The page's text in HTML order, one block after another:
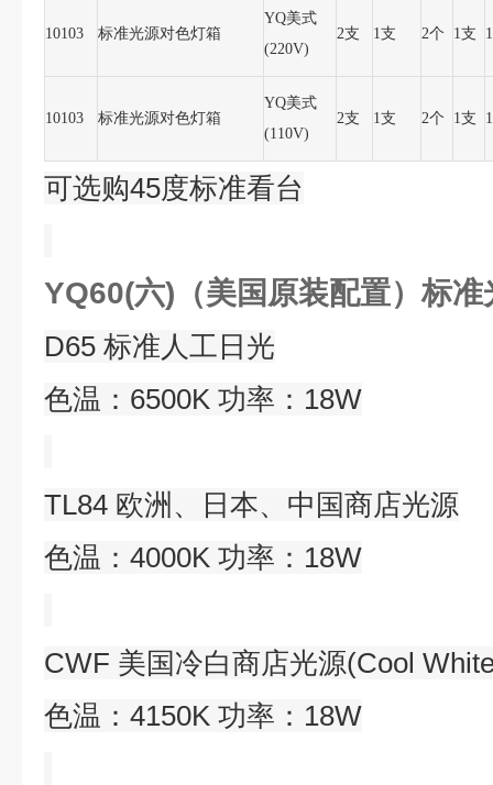
10103 标准光源对色灯箱
YQ美式
(220V)
2支 1支 2个 1支
10103 标准光源对色灯箱
YQ美式
(110V)
2支 1支 2个 1支
可选购45度标准看台
YQ60(六)（美国原装配置）标
D65 标准人工日光
色温：6500K 功率：18W
TL84 欧洲、日本、中国商店光源
色温：4000K 功率：18W
CWF 美国冷白商店光源(Cool
色温：4150K 功率：18W